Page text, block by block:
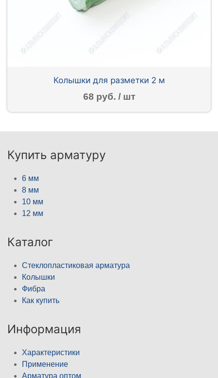
Колышки для разметки 2 м
68 руб. / шт
Купить арматуру
6 мм
8 мм
10 мм
12 мм
Каталог
Стеклопластиковая арматура
Колышки
Фибра
Как купить
Информация
Характеристики
Применение
Арматура оптом